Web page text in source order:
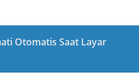
Otomatis Saat Layar